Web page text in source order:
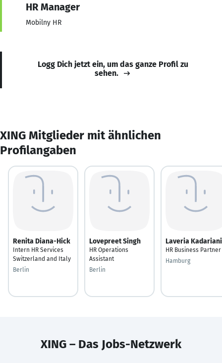
HR Manager
Mobilny HR
Logg Dich jetzt ein, um das ganze Profil zu
sehen.
XING Mitglieder mit ähnlichen
Profilangaben
Renita Diana-Hick
Intern HR Services
Switzerland and Italy
Berlin
Lovepreet Singh
HR Operations
Assistant
Berlin
Laveria Kadariani
HR Business Partner
Hamburg
XING – Das Jobs-Netzwerk